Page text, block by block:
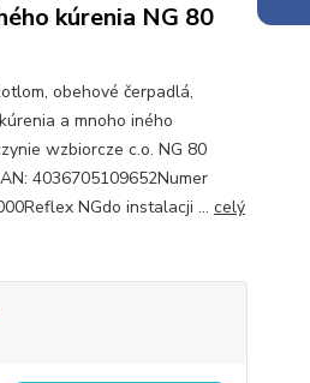
kúrenia NG 80
obehové čerpadlá,
a mnoho iného
wzbiorcze c.o. NG 80
4036705109652Numer
NGdo instalacji ... celý